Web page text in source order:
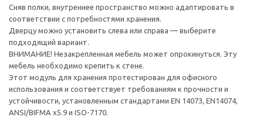
Сняв полки, внутреннее пространство можно адаптировать в
соответствии с потребностями хранения.
Дверцу можно установить слева или справа — выберите
подходящий вариант.
ВНИМАНИЕ! Незакрепленная мебель может опрокинуться. Эту
мебель необходимо крепить к стене.
Этот модуль для хранения протестирован для офисного
использования и соответствует требованиям к прочности и
устойчивости, установленным стандартами EN 14073, EN14074,
ANSI/BIFMA x5.9 и ISO-7170.